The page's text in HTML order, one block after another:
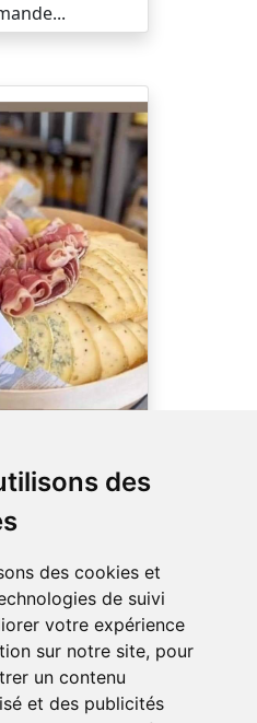
des
des cookies et
de suivi
votre expérience
sur notre site, pour
un contenu
et des publicités
Raclette
Charcuterie